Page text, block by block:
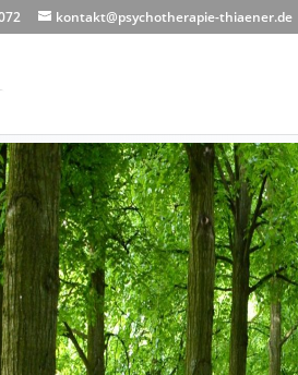
kontakt@psychotherapie-thiaener.de